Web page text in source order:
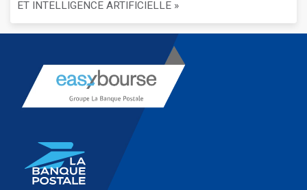
ET INTELLIGENCE ARTIFICIELLE »